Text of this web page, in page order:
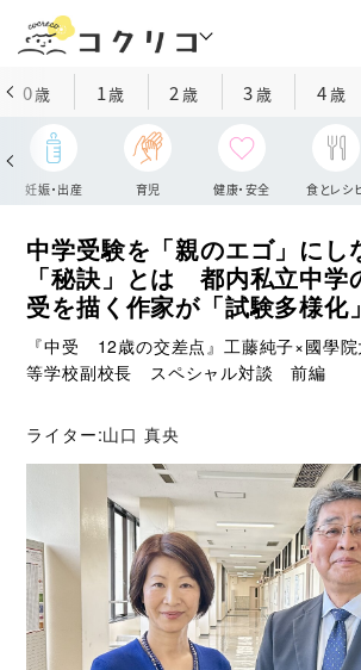
0歳 1歳 2 歳 3歳 4歳
妊娠・出産 育児 健康・安全 食とレシ
中学受験を「親のエゴ」にし
「秘訣」とは 都内私立中学
受を描く作家が「試験多様化
『中受 12歳の交差点』工藤純子×國學
等学校副校長 スペシャル対談 前編
ライター:山口 真央